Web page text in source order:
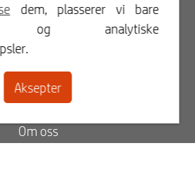
Innlogging
Kontakt
Om oss
dem, plasserer vi bare
og analytiske
Aksepter